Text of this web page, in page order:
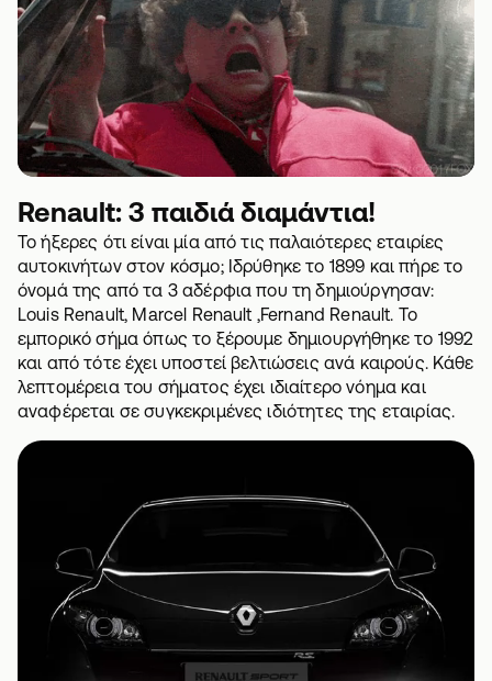
Renault: 3 παιδιά διαμάντια!
Το ήξερες ότι είναι μία από τις παλαιότερες εταιρίες
αυτοκινήτων στον κόσμο; Ιδρύθηκε το 1899 και πήρε το
όνομά της από τα 3 αδέρφια που τη δημιούργησαν:
Louis Renault, Marcel Renault ,Fernand Renault. Το
εμπορικό σήμα όπως το ξέρουμε δημιουργήθηκε το 1992
και από τότε έχει υποστεί βελτιώσεις ανά καιρούς. Κάθε
λεπτομέρεια του σήματος έχει ιδιαίτερο νόημα και
αναφέρεται σε συγκεκριμένες ιδιότητες της εταιρίας.